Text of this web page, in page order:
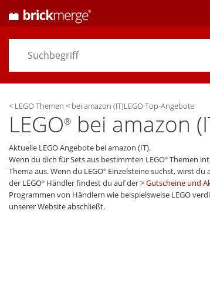
< LEGO Themen < bei amazon (IT)LEGO Top-Angebote
LEGO® bei amazon
Aktuelle LEGO Angebote bei amazon (IT).
Wenn du dich für Sets aus bestimmten LEGO® Themen
Thema aus. Wenn du LEGO® Einzelsteine suchst, wirst du
der LEGO® Händler findest du auf der Gutscheine und
Programmen von Händlern wie beispielsweise LEGO
unserer Website abschließt.